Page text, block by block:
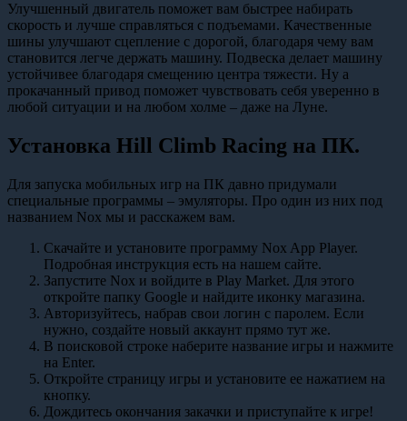
Улучшенный двигатель поможет вам быстрее набирать
скорость и лучше справляться с подъемами. Качественные
шины улучшают сцепление с дорогой, благодаря чему вам
становится легче держать машину. Подвеска делает машину
устойчивее благодаря смещению центра тяжести. Ну а
прокачанный привод поможет чувствовать себя уверенно в
любой ситуации и на любом холме – даже на Луне.
Установка Hill Climb Racing на ПК.
Для запуска мобильных игр на ПК давно придумали
специальные программы – эмуляторы. Про один из них под
названием Nox мы и расскажем вам.
Скачайте и установите программу Nox App Player.
Подробная инструкция есть на нашем сайте.
Запустите Nox и войдите в Play Market. Для этого
откройте папку Google и найдите иконку магазина.
Авторизуйтесь, набрав свои логин с паролем. Если
нужно, создайте новый аккаунт прямо тут же.
В поисковой строке наберите название игры и нажмите
на Enter.
Откройте страницу игры и установите ее нажатием на
кнопку.
Дождитесь окончания закачки и приступайте к игре!